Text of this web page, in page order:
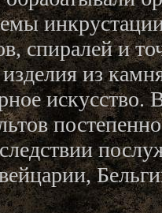
спиралей и
из
искусство.